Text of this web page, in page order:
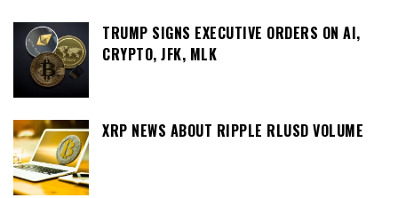
TRUMP SIGNS EXECUTIVE ORDERS ON AI,
CRYPTO, JFK, MLK
XRP NEWS ABOUT RIPPLE RLUSD VOLUME